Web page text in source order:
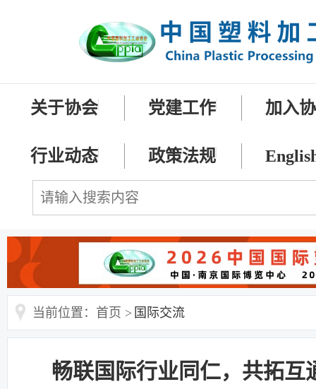
关于协会 党建工作 加入
行业动态 政策法规
当前位置：首页 > 国际交流
畅联国际行业同仁，共拓互